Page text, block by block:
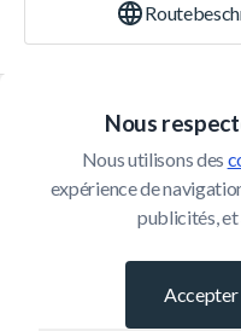
Nous
Nous utilisons des
expérience de
publicités,
Accepter
Service Client